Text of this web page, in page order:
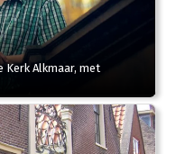
Alkmaar, met